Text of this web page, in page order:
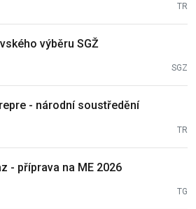
TR
výběru SGŽ
SGZ
- národní soustředění
TR
- příprava na ME 2026
TG